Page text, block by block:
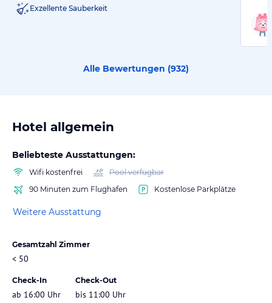
Exzellente Sauberkeit
Alle Bewertungen (932)
Hotel allgemein
Beliebteste Ausstattungen:
Wifi kostenfrei
Pool verfügbar
90 Minuten zum Flughafen
Kostenlose Parkplätze
Weitere Ausstattung
Gesamtzahl Zimmer
< 50
Check-In
ab 16:00 Uhr
Check-Out
bis 11:00 Uhr